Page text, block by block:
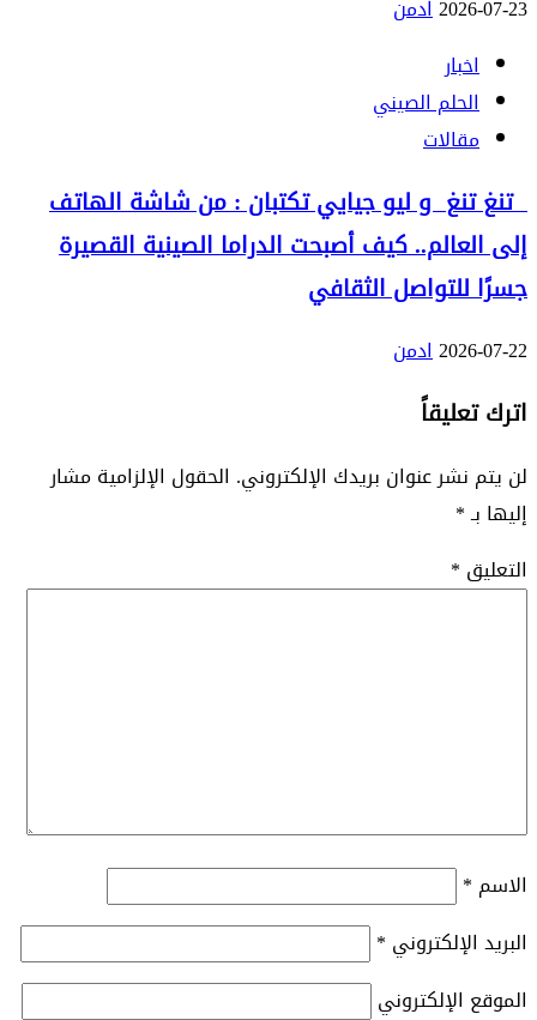
2026-07-23ادمن
اخبار
الحلم الصيني
مقالات
تنغ تنغ و ليو جيايي تكتبان : من شاشة الهاتف
إلى العالم.. كيف أصبحت الدراما الصينية القصيرة
جسرًا للتواصل الثقافي
2026-07-22ادمن
اترك تعليقاً
لن يتم نشر عنوان بريدك الإلكتروني. الحقول الإلزامية مشار
إليها بـ*
التعليق *
الاسم *
البريد الإلكتروني *
الموقع الإلكتروني